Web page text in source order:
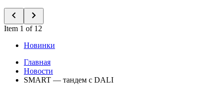
Item 1 of 12
Новинки
Главная
Новости
SMART — тандем с DALI